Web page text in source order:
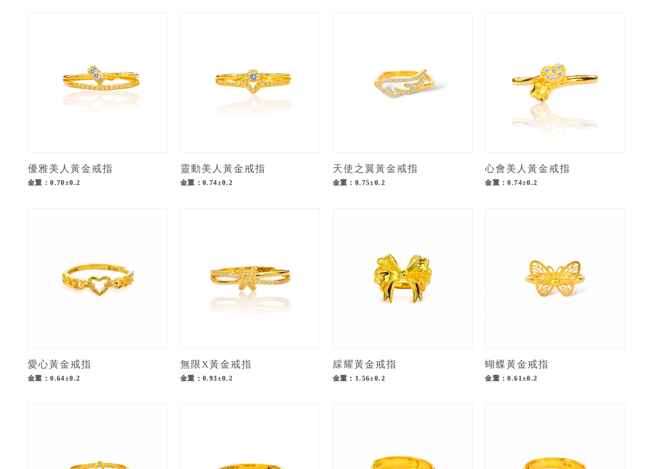
優雅美人黃金戒指
金重：0.70±0.2
靈動美人黃金戒指
金重：0.74±0.2
天使之翼黃金戒指
金重：0.75±0.2
心會美人黃金戒指
金重：0.74±0.2
愛心黃金戒指
金重：0.64±0.2
無限X黃金戒指
金重：0.93±0.2
綵耀黃金戒指
金重：1.56±0.2
蝴蝶黃金戒指
金重：0.61±0.2